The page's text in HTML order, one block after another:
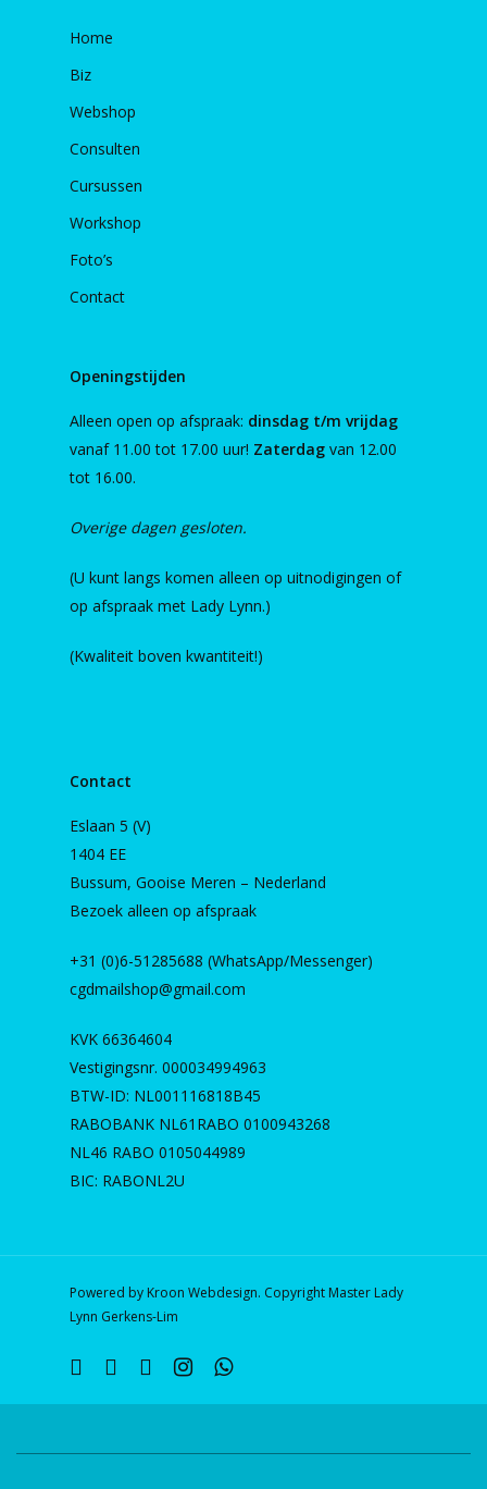
Home
Biz
Webshop
Consulten
Cursussen
Workshop
Foto’s
Contact
Openingstijden
Alleen open op afspraak: dinsdag t/m vrijdag
vanaf 11.00 tot 17.00 uur! Zaterdag van 12.00
tot 16.00.
Overige dagen gesloten.
(U kunt langs komen alleen op uitnodigingen of
op afspraak met Lady Lynn.)
(Kwaliteit boven kwantiteit!)
Contact
Eslaan 5 (V)
1404 EE
Bussum, Gooise Meren – Nederland
Bezoek alleen op afspraak
+31 (0)6-51285688 (WhatsApp/Messenger)
cgdmailshop@gmail.com
KVK 66364604
Vestigingsnr. 000034994963
BTW-ID: NL001116818B45
RABOBANK NL61RABO 0100943268
NL46 RABO 0105044989
BIC: RABONL2U
Powered by Kroon Webdesign. Copyright Master Lady
Lynn Gerkens-Lim
twitter facebooklinkedininstagramwhatsapp